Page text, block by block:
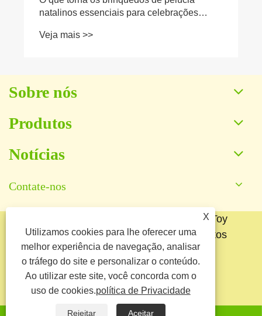
Sobre nós
Produtos
Notícias
Contate-nos
Copyright © 2025 Baoding Yuankang Toy
Manufacturing Co., Ltd. Todos os direitos
reservados.
Links
Sitemap RSS XML
política de Privacidade
X
Utilizamos cookies para lhe oferecer uma
melhor experiência de navegação, analisar
o tráfego do site e personalizar o conteúdo.
Ao utilizar este site, você concorda com o
uso de cookies.política de Privacidade
Rejeitar Aceitar